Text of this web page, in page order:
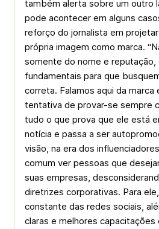
também alerta sobre um outro
pode acontecer em alguns
reforço do jornalista em
própria imagem como marca.
somente do nome e reputação,
fundamentais para que
correta. Falamos aqui da marca
tentativa de provar-se sempre
tudo o que prova que ele está
notícia e passa a ser
visão, na era dos
comum ver pessoas que
suas empresas,
diretrizes corporativas. Para
constante das redes sociais,
claras e melhores